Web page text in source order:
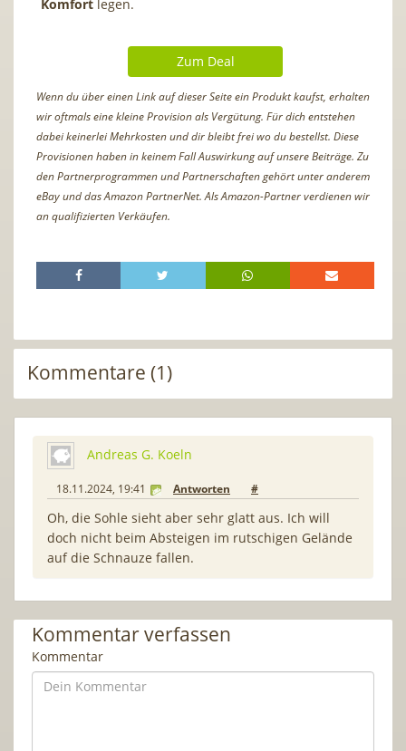
Komfort legen.
Zum Deal
Wenn du über einen Link auf dieser Seite ein Produkt kaufst, erhalten
wir oftmals eine kleine Provision als Vergütung. Für dich entstehen
dabei keinerlei Mehrkosten und dir bleibt frei wo du bestellst. Diese
Provisionen haben in keinem Fall Auswirkung auf unsere Beiträge. Zu
den Partnerprogrammen und Partnerschaften gehört unter anderem
eBay und das Amazon PartnerNet. Als Amazon-Partner verdienen wir
an qualifizierten Verkäufen.
Kommentare (1)
Andreas G. Koeln
18.11.2024, 19:41 Antworten #
Oh, die Sohle sieht aber sehr glatt aus. Ich will
doch nicht beim Absteigen im rutschigen Gelände
auf die Schnauze fallen.
Kommentar verfassen
Kommentar